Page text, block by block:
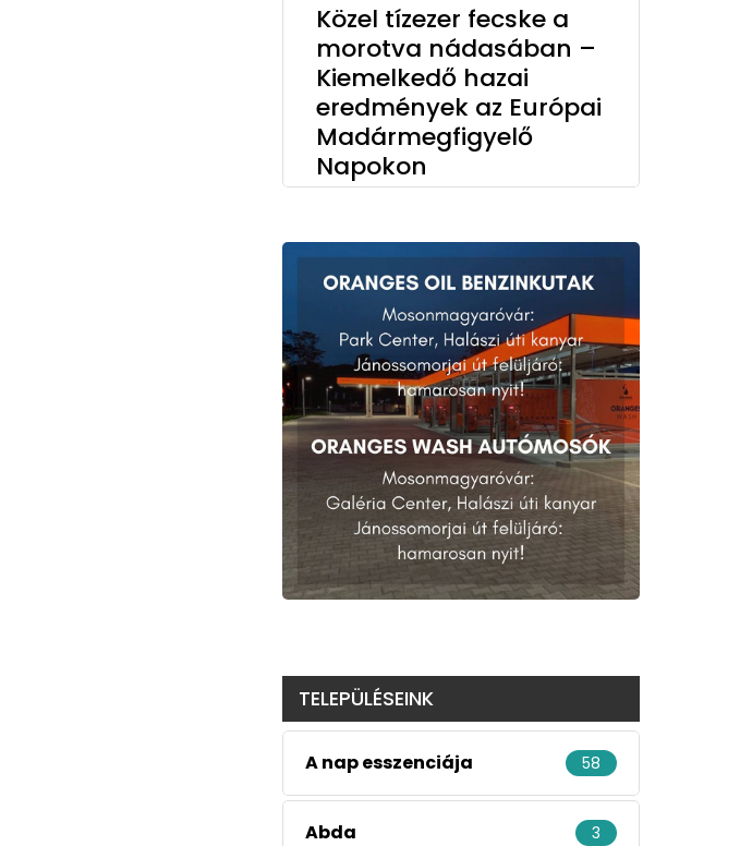
Közel tízezer fecske a
morotva nádasában –
Kiemelkedő hazai
eredmények az Európai
Madármegfigyelő
Napokon
TELEPÜLÉSEINK
A nap esszenciája 58
Abda 3